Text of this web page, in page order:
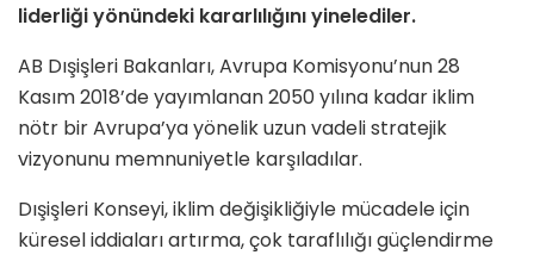
liderliği yönündeki kararlılığını yinelediler.
AB Dışişleri Bakanları, Avrupa Komisyonu’nun 28
Kasım 2018’de yayımlanan 2050 yılına kadar iklim
nötr bir Avrupa’ya yönelik uzun vadeli stratejik
vizyonunu memnuniyetle karşıladılar.
Dışişleri Konseyi, iklim değişikliğiyle mücadele için
küresel iddiaları artırma, çok taraflılığı güçlendirme